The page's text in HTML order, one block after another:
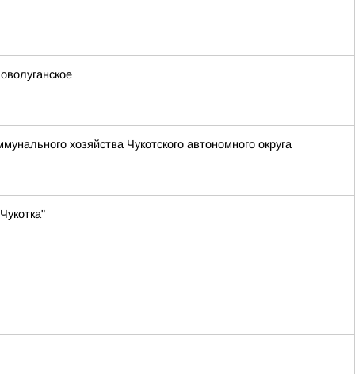
хозяйства Чукотского автономного округа